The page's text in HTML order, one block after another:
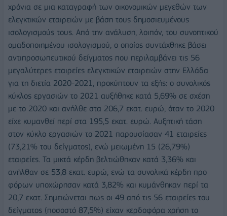
χρόνια σε μια καταγραφή των οικονομικών μεγεθών των
ελεγκτικών εταιρειών με βάση τους δημοσιευμένους
ισολογισμούς τους. Από την ανάλυση, λοιπόν, του συνοπτικού
ομαδοποιημένου ισολογισμού, ο οποίος συντάχθηκε βάσει
αντιπροσωπευτικού δείγματος που περιλαμβάνει τις 56
μεγαλύτερες εταιρείες ελεγκτικών εταιρειών στην Ελλάδα
για τη διετία 2020-2021, προκύπτουν τα εξής: ο συνολικός
κύκλος εργασιών το 2021 αυξήθηκε κατά 5,69% σε σχέση
με το 2020 και ανήλθε στα 206,7 εκατ. ευρώ, όταν το 2020
είχε κυμανθεί περί στα 195,5 εκατ. ευρώ. Αυξητική τάση
στον κύκλο εργασιών το 2021 παρουσίασαν 41 εταιρείες
(73,21% του δείγματος), ενώ μειωμένη 15 (26,79%)
εταιρείες. Τα μικτά κέρδη βελτιώθηκαν κατά 3,36% και
ανήλθαν σε 53,8 εκατ. ευρώ, ενώ τα συνολικά κέρδη προ
φόρων υποχώρησαν κατά 3,82% και κυμάνθηκαν περί τα
20,7 εκατ. Σημειώνεται πως οι 49 από τις 56 εταιρείες του
δείγματος (ποσοστό 87,5%) είχαν κερδοφόρα χρήση το